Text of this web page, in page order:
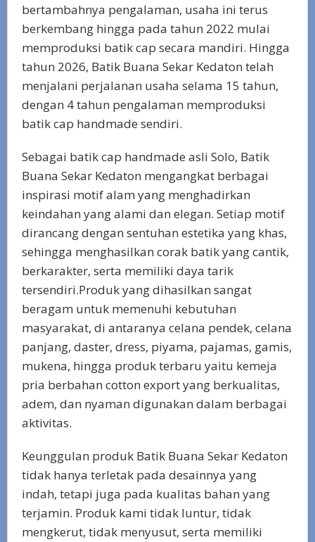
bertambahnya pengalaman, usaha ini terus
berkembang hingga pada tahun 2022 mulai
memproduksi batik cap secara mandiri. Hingga
tahun 2026, Batik Buana Sekar Kedaton telah
menjalani perjalanan usaha selama 15 tahun,
dengan 4 tahun pengalaman memproduksi
batik cap handmade sendiri.
Sebagai batik cap handmade asli Solo, Batik
Buana Sekar Kedaton mengangkat berbagai
inspirasi motif alam yang menghadirkan
keindahan yang alami dan elegan. Setiap motif
dirancang dengan sentuhan estetika yang khas,
sehingga menghasilkan corak batik yang cantik,
berkarakter, serta memiliki daya tarik
tersendiri.Produk yang dihasilkan sangat
beragam untuk memenuhi kebutuhan
masyarakat, di antaranya celana pendek, celana
panjang, daster, dress, piyama, pajamas, gamis,
mukena, hingga produk terbaru yaitu kemeja
pria berbahan cotton export yang berkualitas,
adem, dan nyaman digunakan dalam berbagai
aktivitas.
Keunggulan produk Batik Buana Sekar Kedaton
tidak hanya terletak pada desainnya yang
indah, tetapi juga pada kualitas bahan yang
terjamin. Produk kami tidak luntur, tidak
mengkerut, tidak menyusut, serta memiliki